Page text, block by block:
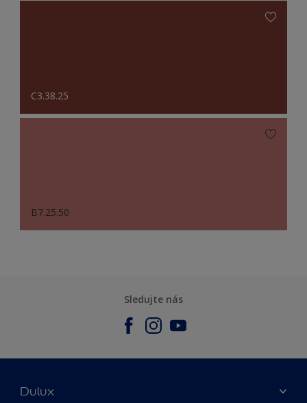
C3.38.25
B7.25.50
Sledujte nás
Dulux